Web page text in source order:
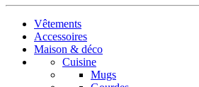
Vêtements
Accessoires
Maison & déco
Cuisine
Mugs